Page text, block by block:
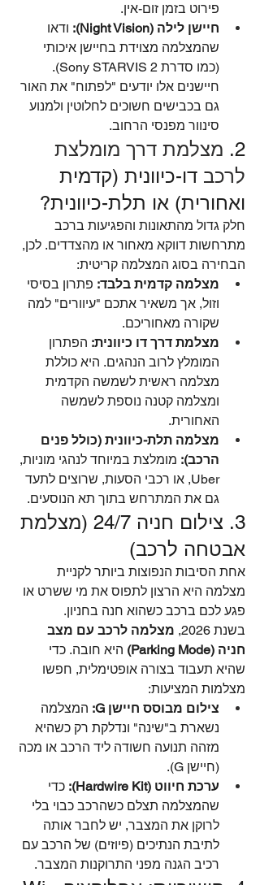
פירוט בזמן זום-אין.
חיישן לילה (Night Vision):
ודאו
שהמצלמה מצוידת בחיישן איכותי
(כמו סדרת Sony STARVIS 2).
חיישנים אלו יודעים "לפתוח" את האור
גם בכבישים חשוכים לחלוטין ולמנוע
סינוור מפנסי הרחוב.
2. מצלמת דרך מומלצת
לרכב דו-כיוונית (קדמית
ואחורית) או תלת-כיוונית?
חלק גדול מהתאונות והפגיעות ברכב
מתרחשות דווקא מאחור או מהצדדים. לכן,
הבחירה בסוג המצלמה קריטית:
מצלמה קדמית בלבד: פתרון בסיסי
וזול, אך משאיר אתכם "עיוורים" למה
שקורה מאחוריכם.
מצלמת דרך דו כיוונית: הפתרון
המומלץ לרוב הנהגים. היא כוללת
מצלמה ראשית לשמשה הקדמית
ומצלמה קטנה נוספת לשמשה
האחורית.
מצלמה תלת-כיוונית (כולל פנים
הרכב): מומלצת במיוחד לנהגי מוניות,
Uber, או רכבי הסעות, שרוצים לתעד
גם את המתרחש בתוך תא הנוסעים.
3. צילום חניה 24/7 (מצלמת
אבטחה לרכב)
אחת הסיבות הנפוצות ביותר לקניית
מצלמה היא הרצון לתפוס את מי ששרט או
פגע לכם ברכב כשהוא חנה בחניון.
בשנת 2026,
מצלמה לרכב עם מצב
חניה (Parking Mode)
היא חובה. כדי
שהיא תעבוד בצורה אופטימלית, חפשו
מצלמות המציעות:
צילום מבוסס חיישן G:
המצלמה
נשארת ב"שינה" ונדלקת רק כשהיא
מזהה תנועה חשודה ליד הרכב או מכה
(חיישן G).
ערכת חיווט (Hardwire Kit):
כדי
שהמצלמה תצלם כשהרכב כבוי בלי
לרוקן את המצבר, יש לחבר אותה
לתיבת הנתיכים (פיוזים) של הרכב עם
רכיב הגנה מפני התרוקנות המצבר.